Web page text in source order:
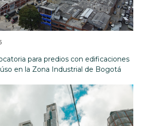
para predios con edificaciones
en la Zona Industrial de Bogotá